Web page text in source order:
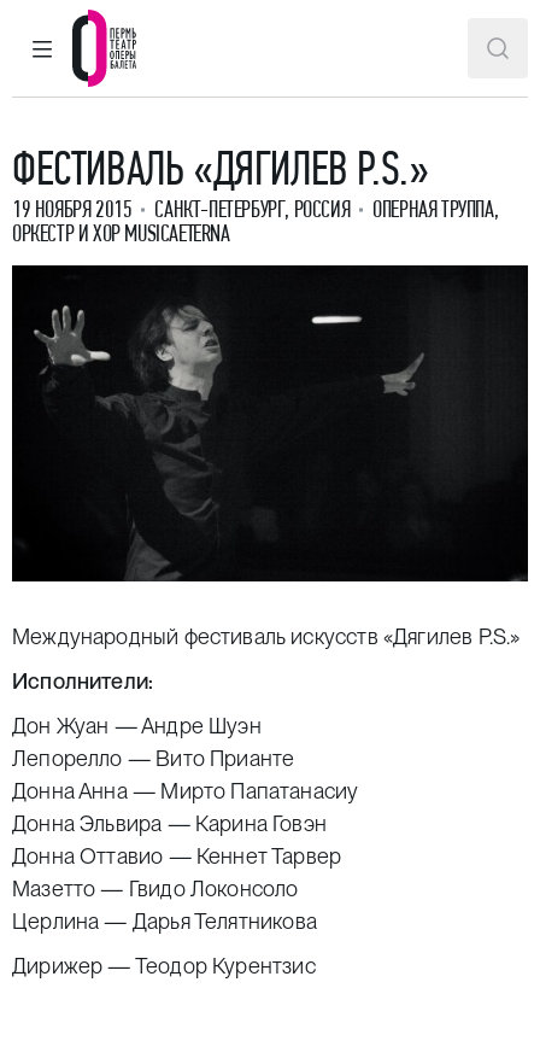
ГЛАВНОЕ МЕНЮ
Пермский театр оперы и балета
ФЕСТИВАЛЬ «ДЯГИЛЕВ P.S.»
19 НОЯБРЯ 2015 САНКТ-ПЕТЕРБУРГ, РОССИЯ
ОПЕРНАЯ ТРУППА,
ОРКЕСТР И ХОР MUSICAETERNA
Международный фестиваль искусств «Дягилев P.S.»
Исполнители:
Дон Жуан —Андре Шуэн
Лепорелло — Вито Прианте
Донна Анна — Мирто Папатанасиу
Донна Эльвира — Карина Говэн
Донна Оттавио — Кеннет Тарвер
Мазетто — Гвидо Локонсоло
Церлина — Дарья Телятникова
Дирижер —Теодор Курентзис